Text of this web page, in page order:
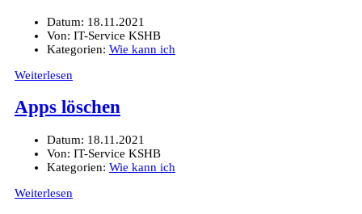
Datum: 18.11.2021
Von: IT-Service KSHB
Kategorien: Wie kann ich
Weiterlesen
Apps löschen
Datum: 18.11.2021
Von: IT-Service KSHB
Kategorien: Wie kann ich
Weiterlesen